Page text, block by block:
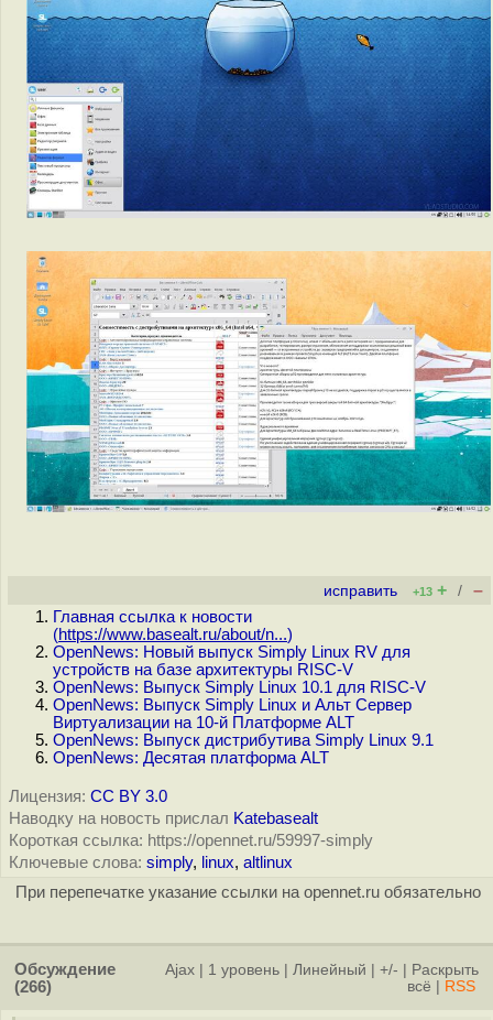
исправить +13 + / –
Главная ссылка к новости
(https://www.basealt.ru/about/n...)
OpenNews: Новый выпуск Simply Linux RV для
устройств на базе архитектуры RISC-V
OpenNews: Выпуск Simply Linux 10.1 для RISC-V
OpenNews: Выпуск Simply Linux и Альт Сервер
Виртуализации на 10-й Платформе ALT
OpenNews: Выпуск дистрибутива Simply Linux 9.1
OpenNews: Десятая платформа ALT
Лицензия: CC BY 3.0
Наводку на новость прислал Katebasealt
Короткая ссылка: https://opennet.ru/59997-simply
Ключевые слова: simply, linux, altlinux
При перепечатке указание ссылки на opennet.ru обязательно
Обсуждение
(266)
Ajax 1 уровень Линейный +/-
Раскрыть
всё
RSS